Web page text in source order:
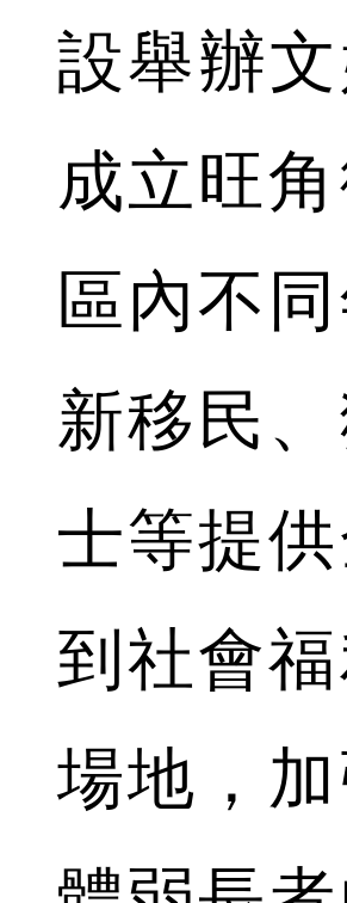
設舉辦
成立旺
區內不
新移民
士等提
到社會
場地，